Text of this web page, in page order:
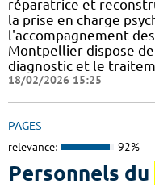
réparatrice et
la prise en charge
l'accompagnement
Montpellier dispose
diagnostic et le
18/02/2026 15:25
PAGES
relevance: 92%
Personnels du